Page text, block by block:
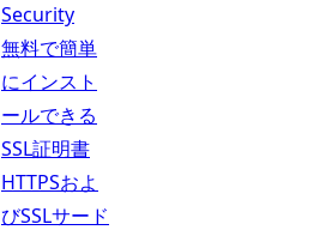
Security
無料で簡単
にインスト
ールできる
SSL証明書
HTTPSおよ
びSSLサード